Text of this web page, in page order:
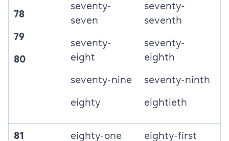
78
79
80
seventy-
seven
seventy-
eight
seventy-nine
eighty
seventy-
seventh
seventy-
eighth
seventy-ninth
eightieth
81 eighty-one eighty-first